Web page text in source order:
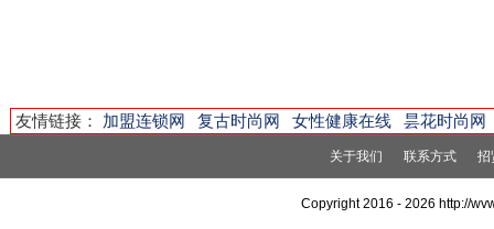
友情链接： 加盟连锁网 复古时尚网 女性健康在线 昙花时尚网
关于我们 联系方式 招
Copyright 2016 - 2026 http://